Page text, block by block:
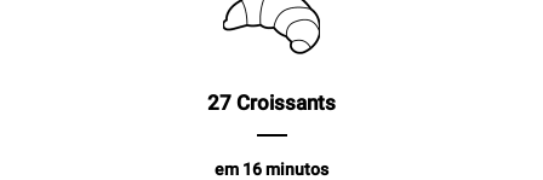
27 Croissants
em 16 minutos